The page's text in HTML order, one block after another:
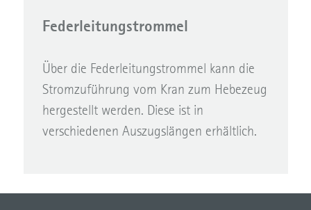
Federleitungstrommel
Über die Federleitungstrommel kann die
Stromzuführung vom Kran zum Hebezeug
hergestellt werden. Diese ist in
verschiedenen Auszugslängen erhältlich.